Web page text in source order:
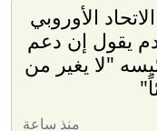
الاتحاد الأوروبي
يقول إن دعم
"لا يغير من
منذ ساعة